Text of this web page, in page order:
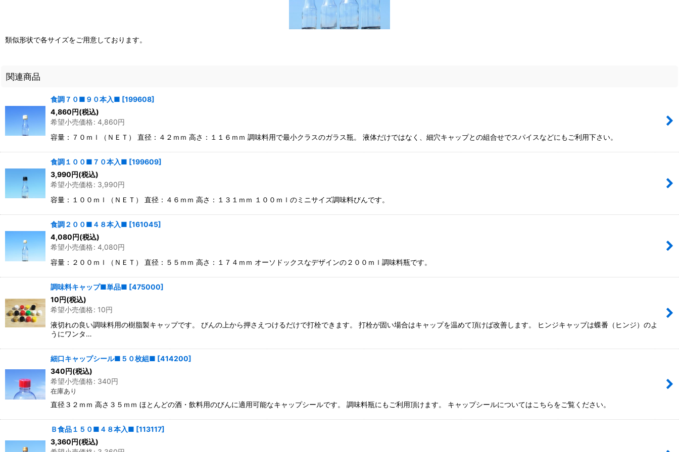
類似形状で各サイズをご用意しております。
関連商品
食調７０■９０本入■ [199608]
4,860円(税込)
希望小売価格: 4,860円
容量：７０ｍｌ（ＮＥＴ） 直径：４２ｍｍ 高さ：１１６ｍｍ 調味料用で最小クラスのガラス瓶。 液体だけではなく、細穴キャップとの組合せでスパイスなどにもご利用下さい。
食調１００■７０本入■ [199609]
3,990円(税込)
希望小売価格: 3,990円
容量：１００ｍｌ（ＮＥＴ） 直径：４６ｍｍ 高さ：１３１ｍｍ １００ｍｌのミニサイズ調味料びんです。
食調２００■４８本入■ [161045]
4,080円(税込)
希望小売価格: 4,080円
容量：２００ｍｌ（ＮＥＴ） 直径：５５ｍｍ 高さ：１７４ｍｍ オーソドックスなデザインの２００ｍｌ調味料瓶です。
調味料キャップ■単品■ [475000]
10円(税込)
希望小売価格: 10円
液切れの良い調味料用の樹脂製キャップです。 びんの上から押さえつけるだけで打栓できます。 打栓が固い場合はキャップを温めて頂けば改善します。 ヒンジキャップは蝶番（ヒンジ）のよ
うにワンタ…
細口キャップシール■５０枚組■ [414200]
340円(税込)
希望小売価格: 340円
在庫あり
直径３２ｍｍ 高さ３５ｍｍ ほとんどの酒・飲料用のびんに適用可能なキャップシールです。 調味料瓶にもご利用頂けます。 キャップシールについてはこちらをご覧ください。
Ｂ食品１５０■４８本入■ [113117]
3,360円(税込)